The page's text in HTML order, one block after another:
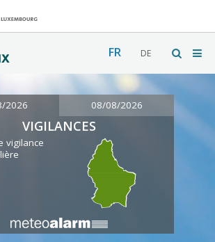
FR DE
2026 08/08/2026
VIGILANCES
vigilance